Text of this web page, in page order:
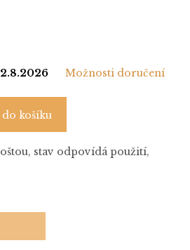
Možnosti doručení
košíku
stav odpovídá použití,